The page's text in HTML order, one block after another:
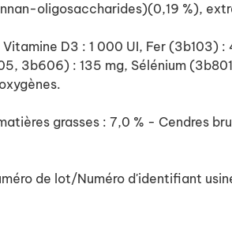
oligosaccharides)(0,19 %),
D3 : 1 000 UI, Fer
3b606) : 135 mg, Sélénium
grasses : 7,0 % - Cendres
de lot/Numéro d'identifiant